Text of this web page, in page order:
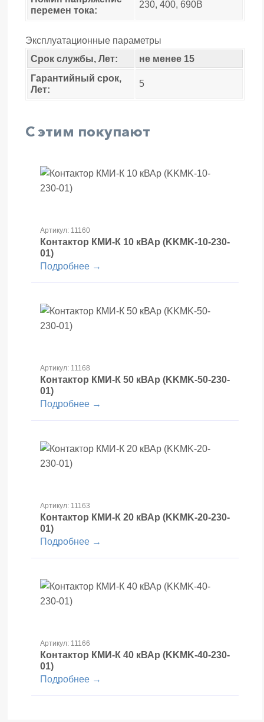
перемен тока:
230, 400, 690В
Эксплуатационные параметры
Срок службы, Лет:
не менее 15
Гарантийный срок,
Лет:
5
С этим покупают
Артикул: 11160
Контактор КМИ-К 10 кВАр (KKMK-10-230-
01)
Подробнее →
Артикул: 11168
Контактор КМИ-К 50 кВАр (KKMK-50-230-
01)
Подробнее →
Артикул: 11163
Контактор КМИ-К 20 кВАр (KKMK-20-230-
01)
Подробнее →
Артикул: 11166
Контактор КМИ-К 40 кВАр (KKMK-40-230-
01)
Подробнее →